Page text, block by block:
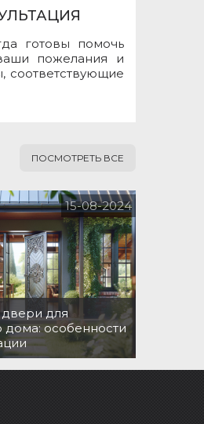
готовы помочь
пожелания и
соответствующие
для
дома: особенности
15-08-2024
ПОСМОТРЕТЬ ВСЕ